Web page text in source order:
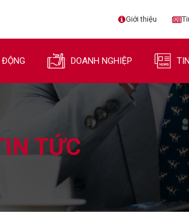
Giới thiệu
ĐỘNG DOANH NGHIỆP
TỨC